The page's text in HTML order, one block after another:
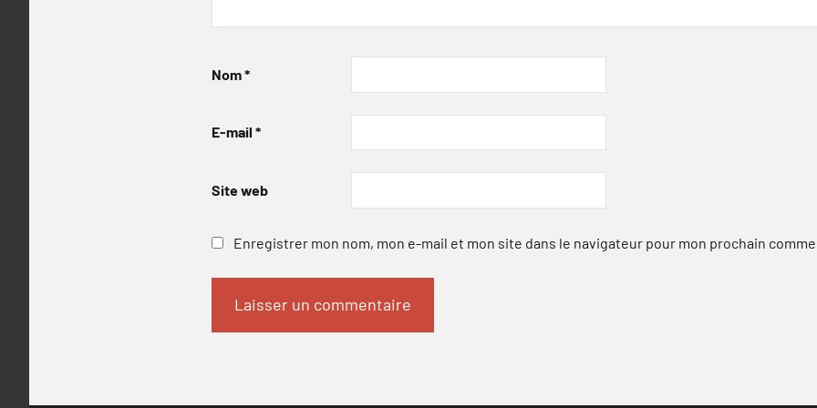
Nom*
E-mail *
Site web
Enregistrer mon nom, mon e-mail et mon site dans le navigateur pour mon prochain